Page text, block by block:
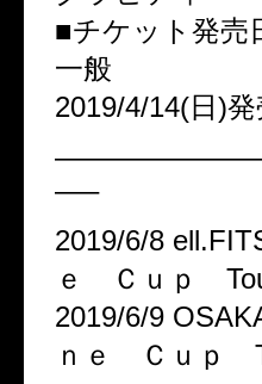
■チケット発売
一般
2019/4/14(日)
—–
2019/6/8
ｅ Ｃｕｐ
2019/6/9
ｎｅ Ｃｕｐ